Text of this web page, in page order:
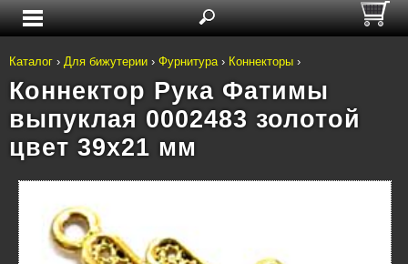
Каталог › Для бижутерии › Фурнитура› Коннекторы ›
Коннектор Рука Фатимы
выпуклая 0002483 золотой
цвет 39x21 мм